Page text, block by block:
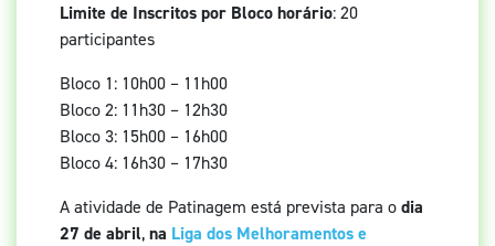
Limite de Inscritos por Bloco horário: 20
participantes
Bloco 1: 10h00 – 11h00
Bloco 2: 11h30 – 12h30
Bloco 3: 15h00 – 16h00
Bloco 4: 16h30 – 17h30
A atividade de Patinagem está prevista para odia
27 de abril,na Liga dos Melhoramentos e